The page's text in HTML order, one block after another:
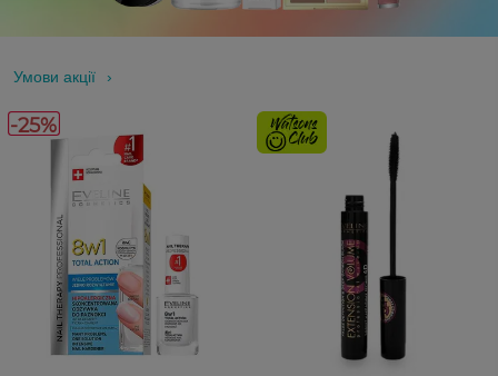
Умови акції
-25%